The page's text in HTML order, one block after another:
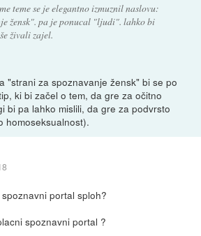
teme se je elegantno izmuznil naslovu:
žensk". pa je ponucal "ljudi". lahko bi
živali zajel.
"strani za spoznavanje žensk" bi se po
ki bi začel o tem, da gre za očitno
bi pa lahko mislili, da gre za podvrsto
homoseksualnost).
portal sploh?
spoznavni portal ?